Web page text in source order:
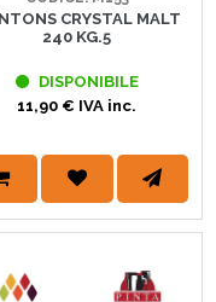
CRYSTAL MALT
240 KG.5
DISPONIBILE
11,90 € IVA inc.